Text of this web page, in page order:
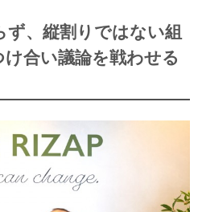
、縦割りではない組
合い議論を戦わせる